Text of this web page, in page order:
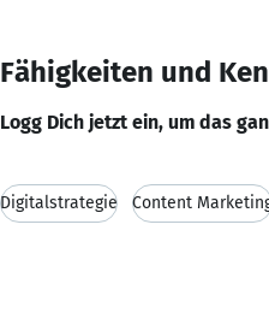
Fähigkeiten und
Logg Dich jetzt ein, um das
Digitalstrategie Content